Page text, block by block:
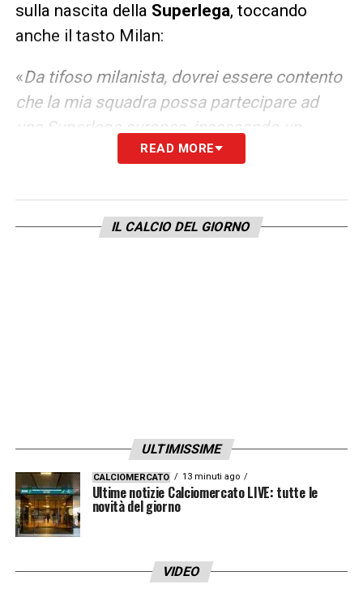
sulla nascita della Superlega, toccando
anche il tasto Milan:
«Da tifoso milanista, dovrei essere contento
che la mia squadra possa partecipare ad
una Superlega europea, incassando un
sacco di soldi, a prescindere da merito,
italiano, dico che il denaro non è tutto, e i
milioni non sono sufficienti per azzerare
READ MORE
IL CALCIO DEL GIORNO
ULTIMISSIME
CALCIOMERCATO 13 minuti ago
Ultime notizie Calciomercato LIVE: tutte le
novità del giorno
VIDEO